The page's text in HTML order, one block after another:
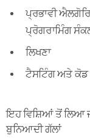
ਪ੍ਰਭਾਵੀ
ਪ੍ਰੋਗਰਾਮਿੰਗ
ਲਿਖਣਾ
ਟੈਸਟਿੰਗ ਅਤੇ ਕੋਡ
ਇਹ ਵਿਸ਼ਿਆਂ ਤੋਂ ਲਿਆ
ਬੁਨਿਆਦੀ ਗੱਲਾਂ